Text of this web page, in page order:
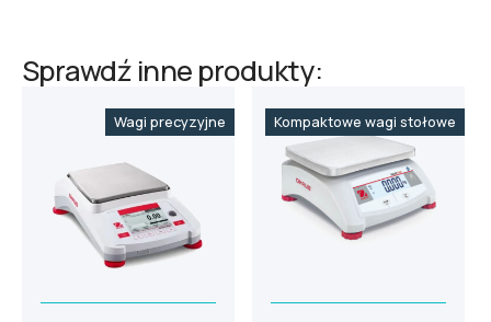
Sprawdź inne produkty:
Wagi precyzyjne Kompaktowe wagi stołowe